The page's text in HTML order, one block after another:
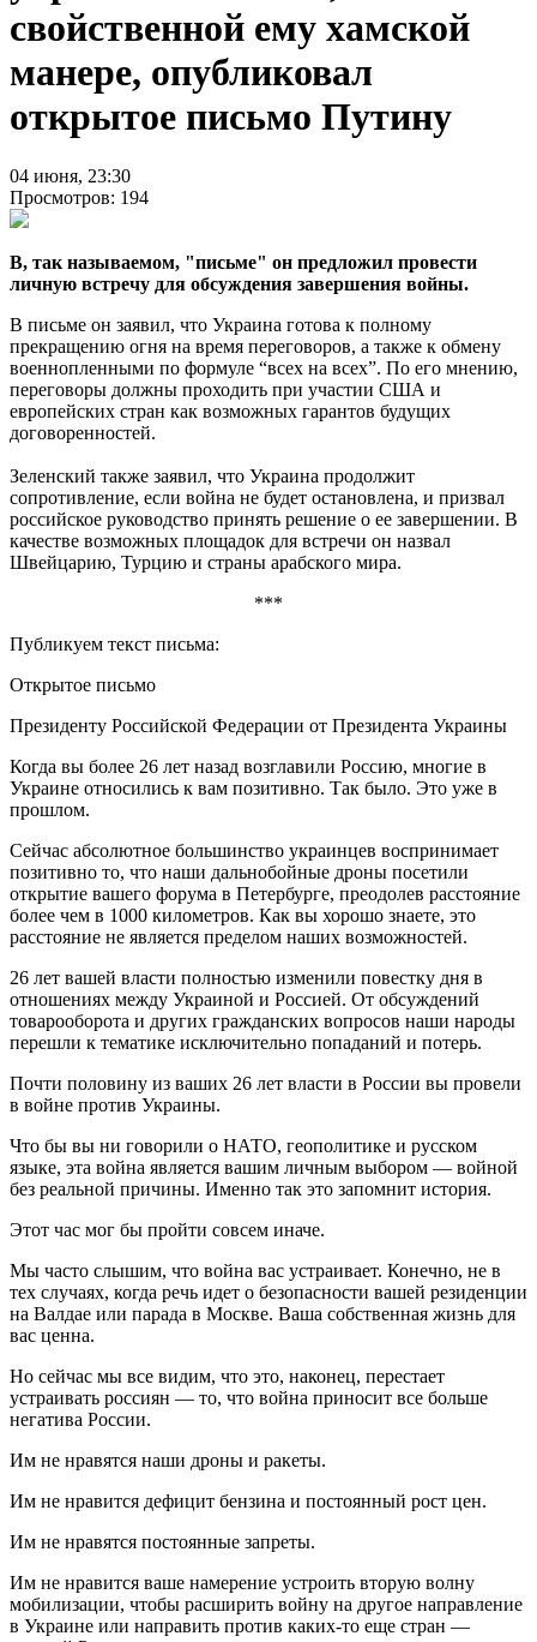
свойственной ему хамской
манере, опубликовал
открытое письмо Путину
04 июня, 23:30
Просмотров: 194
В, так называемом, "письме" он предложил провести
личную встречу для обсуждения завершения войны.
В письме он заявил, что Украина готова к полному
прекращению огня на время переговоров, а также к обмену
военнопленными по формуле “всех на всех”. По его мнению,
переговоры должны проходить при участии США и
европейских стран как возможных гарантов будущих
договоренностей.
Зеленский также заявил, что Украина продолжит
сопротивление, если война не будет остановлена, и призвал
российское руководство принять решение о ее завершении. В
качестве возможных площадок для встречи он назвал
Швейцарию, Турцию и страны арабского мира.
***
Публикуем текст письма:
Открытое письмо
Президенту Российской Федерации от Президента Украины
Когда вы более 26 лет назад возглавили Россию, многие в
Украине относились к вам позитивно. Так было. Это уже в
прошлом.
Сейчас абсолютное большинство украинцев воспринимает
позитивно то, что наши дальнобойные дроны посетили
открытие вашего форума в Петербурге, преодолев расстояние
более чем в 1000 километров. Как вы хорошо знаете, это
расстояние не является пределом наших возможностей.
26 лет вашей власти полностью изменили повестку дня в
отношениях между Украиной и Россией. От обсуждений
товарооборота и других гражданских вопросов наши народы
перешли к тематике исключительно попаданий и потерь.
Почти половину из ваших 26 лет власти в России вы провели
в войне против Украины.
Что бы вы ни говорили о НАТО, геополитике и русском
языке, эта война является вашим личным выбором — войной
без реальной причины. Именно так это запомнит история.
Этот час мог бы пройти совсем иначе.
Мы часто слышим, что война вас устраивает. Конечно, не в
тех случаях, когда речь идет о безопасности вашей резиденции
на Валдае или парада в Москве. Ваша собственная жизнь для
вас ценна.
Но сейчас мы все видим, что это, наконец, перестает
устраивать россиян — то, что война приносит все больше
негатива России.
Им не нравятся наши дроны и ракеты.
Им не нравится дефицит бензина и постоянный рост цен.
Им не нравятся постоянные запреты.
Им не нравится ваше намерение устроить вторую волну
мобилизации, чтобы расширить войну на другое направление
в Украине или направить против каких-то еще стран —